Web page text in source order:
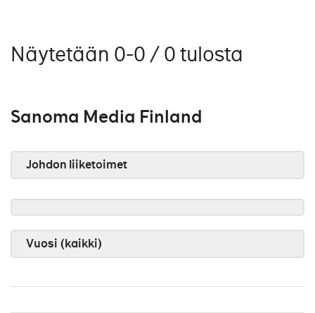
Näytetään 0-0 / 0 tulosta
Sanoma Media Finland
Johdon liiketoimet
Vuosi (kaikki)